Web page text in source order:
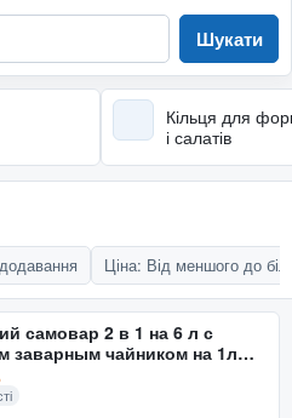
Шукати
Кільця для
і салатів
Ціна: Від меншого до
самовар 2 в 1 на 6 л с
чайником на 1л